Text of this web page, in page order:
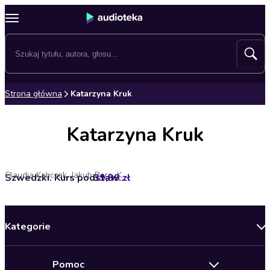
Strona główna Katarzyna Kruk
Katarzyna Kruk
Szwedzki. Kurs podstawowy mp3 część 2Claudia Kaliczak, Jakub Bero, Katarzyna Kruk
39,99 zł
Kategorie
Pomoc